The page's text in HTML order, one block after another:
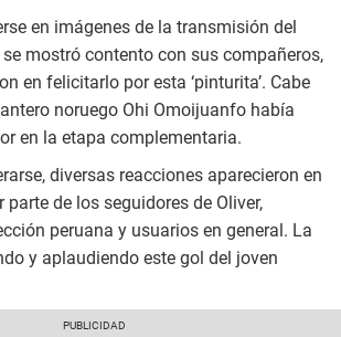
en imágenes de la transmisión del
mostró contento con sus compañeros,
en felicitarlo por esta ‘pinturita’. Cabe
noruego Ohi Omoijuanfo había
en la etapa complementaria.
diversas reacciones aparecieron en
parte de los seguidores de Oliver,
peruana y usuarios en general. La
y aplaudiendo este gol del joven